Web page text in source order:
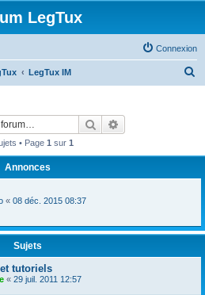
LegTux
Connexion
LegTux IM
Rechercher
• Page 1 sur 1
Annonces
« 08 déc. 2015 08:37
Sujets
tutoriels
« 29 juil. 2011 12:57